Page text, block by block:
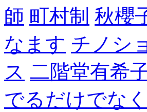
師 町村制 秋櫻
なます チノシ
ス 二階堂有希
でるだけでな